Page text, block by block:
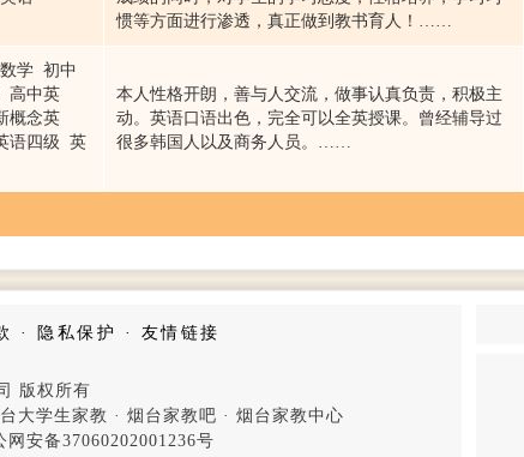
惯等方面进行渗透，真正做到教书育人！……
学 初中
高中英
概念英
语四级 英
本人性格开朗，善与人交流，做事认真负责，积极主
动。英语口语出色，完全可以全英授课。曾经辅导过
很多韩国人以及商务人员。……
· 隐私保护 · 友情链接
版权所有
大学生家教 · 烟台家教吧 · 烟台家教中心
网安备37060202001236号